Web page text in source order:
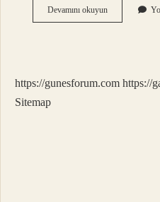
Devamını okuyunKatedral
Mi
https://gunesforum.com https://
Sitemap